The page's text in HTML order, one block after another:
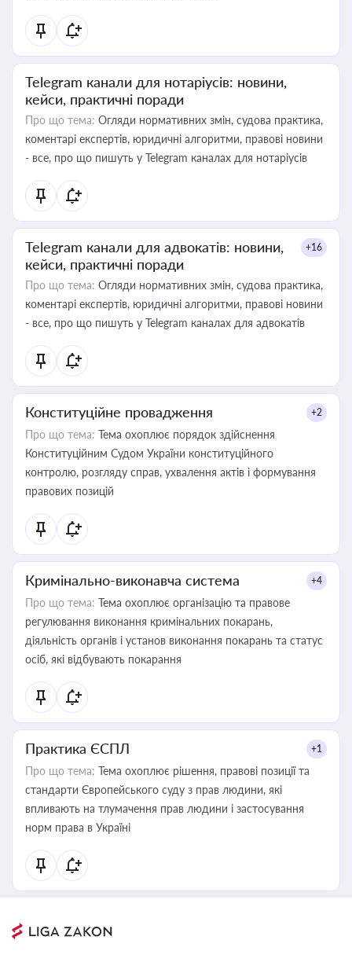
Telegram канали для нотаріусів: новини,
кейси, практичні поради
Про що тема: Огляди нормативних змін, судова практика,
коментарі експертів, юридичні алгоритми, правові новини
- все, про що пишуть у Telegram каналах для нотаріусів
Telegram канали для адвокатів: новини,
кейси, практичні поради
+16
Про що тема: Огляди нормативних змін, судова практика,
коментарі експертів, юридичні алгоритми, правові новини
- все, про що пишуть у Telegram каналах для адвокатів
Конституційне провадження +2
Про що тема: Тема охоплює порядок здійснення
Конституційним Судом України конституційного
контролю, розгляду справ, ухвалення актів і формування
правових позицій
Кримінально-виконавча система +4
Про що тема: Тема охоплює організацію та правове
регулювання виконання кримінальних покарань,
діяльність органів і установ виконання покарань та статус
осіб, які відбувають покарання
Практика ЄСПЛ +1
Про що тема: Тема охоплює рішення, правові позиції та
стандарти Європейського суду з прав людини, які
впливають на тлумачення прав людини і застосування
норм права в Україні